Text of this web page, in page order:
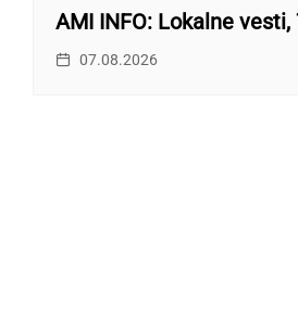
AMI INFO: Lokalne
07.08.2026